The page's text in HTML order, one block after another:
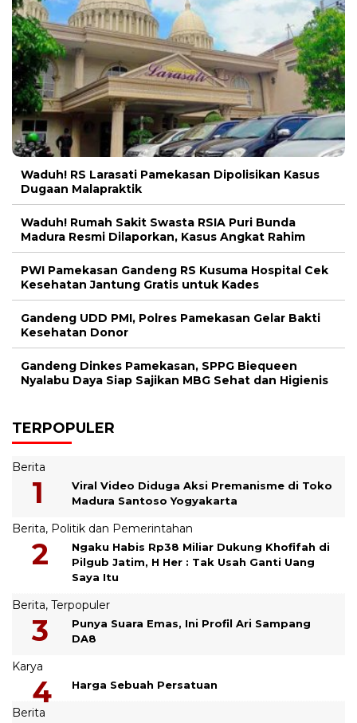
Waduh! RS Larasati Pamekasan Dipolisikan Kasus
Dugaan Malapraktik
Waduh! Rumah Sakit Swasta RSIA Puri Bunda
Madura Resmi Dilaporkan, Kasus Angkat Rahim
PWI Pamekasan Gandeng RS Kusuma Hospital Cek
Kesehatan Jantung Gratis untuk Kades
Gandeng UDD PMI, Polres Pamekasan Gelar Bakti
Kesehatan Donor
Gandeng Dinkes Pamekasan, SPPG Biequeen
Nyalabu Daya Siap Sajikan MBG Sehat dan Higienis
TERPOPULER
Berita
Viral Video Diduga Aksi Premanisme di Toko
Madura Santoso Yogyakarta
Berita, Politik dan Pemerintahan
Ngaku Habis Rp38 Miliar Dukung Khofifah di
Pilgub Jatim, H Her : Tak Usah Ganti Uang
Saya Itu
Berita, Terpopuler
Punya Suara Emas, Ini Profil Ari Sampang
DA8
Karya
Harga Sebuah Persatuan
Berita